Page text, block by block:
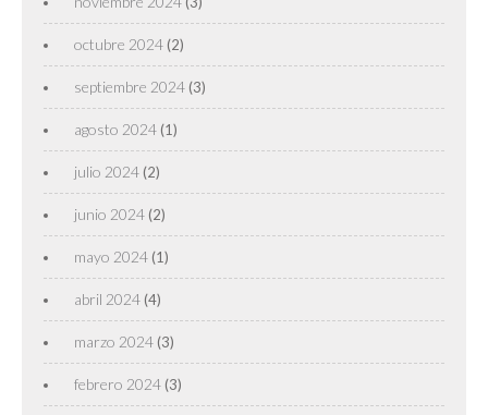
octubre 2024 (2)
septiembre 2024 (3)
agosto 2024 (1)
julio 2024 (2)
junio 2024 (2)
mayo 2024 (1)
abril 2024 (4)
marzo 2024 (3)
febrero 2024 (3)